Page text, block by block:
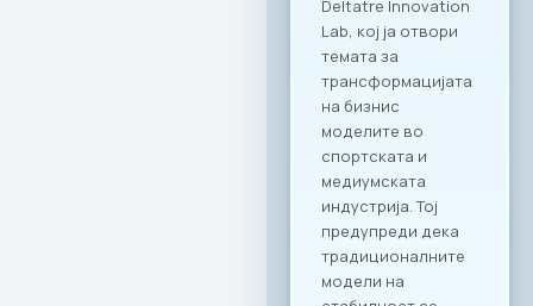
Градскиот парк;
RAGUSA 360 – за
ексклузивни
корпоративни
прослави со
панорамски
поглед; RAGUSA 919
– за автентични
деловни ручеци и
настани; KINDER
PARK – идеално
место за семејни и